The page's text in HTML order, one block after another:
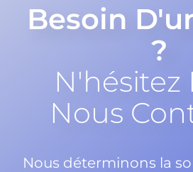
Besoin
?
N'hésitez
Nous
Nous déterminons la